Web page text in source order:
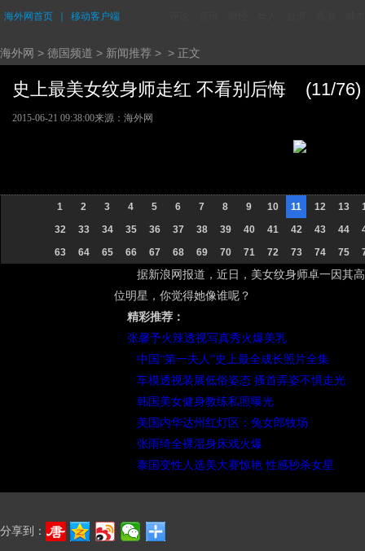
海外网首页 移动客户端
海外网 > 德国频道 > 新闻推荐 > > 正文
史上最美女纹身师走红 不看别后悔 (11/76)
2015-06-21 09:38:00来源：海外网
1 2 3 4 5 6 7 8 9 10 11 12 13
32
33 34 35 36 37 38 39 40 41 42 43 44
63
64 65 66 67 68 69 70 71 72 73 74 75
据新浪网报道，近日，美女纹身师卓一因其
位明星，你觉得她像谁呢？
精彩推荐：
张馨予火辣透视写真秀火爆美乳
中国“第一夫人”史上最全成长照片全集
车模透视装展低俗姿态 搔首弄姿不惧走光
韩国美女健身教练私照曝光
美国内华达州红灯区：兔女郎牧场
张雨绮全裸湿身床戏火爆
泰国变性人选美大赛惊艳 性感秒杀女星
分享到：